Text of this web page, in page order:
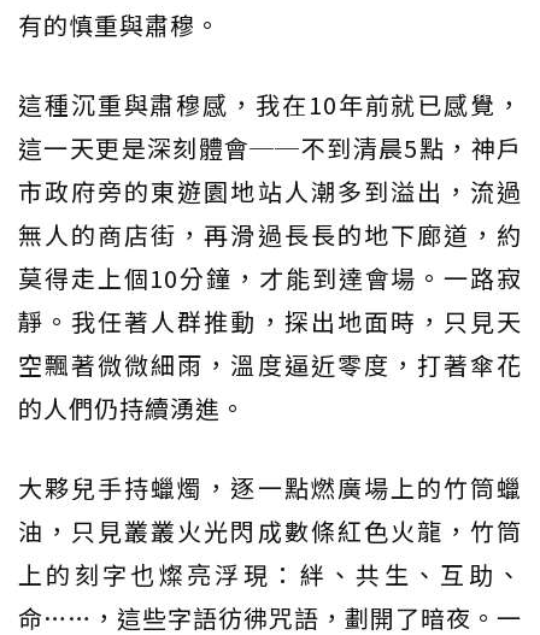
有的慎重與肅穆。
這種沉重與肅穆感，我在10年前就已感覺，
這一天更是深刻體會──不到清晨5點，神戶
市政府旁的東遊園地站人潮多到溢出，流過
無人的商店街，再滑過長長的地下廊道，約
莫得走上個10分鐘，才能到達會場。一路寂
靜。我任著人群推動，探出地面時，只見天
空飄著微微細雨，溫度逼近零度，打著傘花
的人們仍持續湧進。
大夥兒手持蠟燭，逐一點燃廣場上的竹筒蠟
油，只見叢叢火光閃成數條紅色火龍，竹筒
上的刻字也燦亮浮現：絆、共生、互助、
命……，這些字語彷彿咒語，劃開了暗夜。一